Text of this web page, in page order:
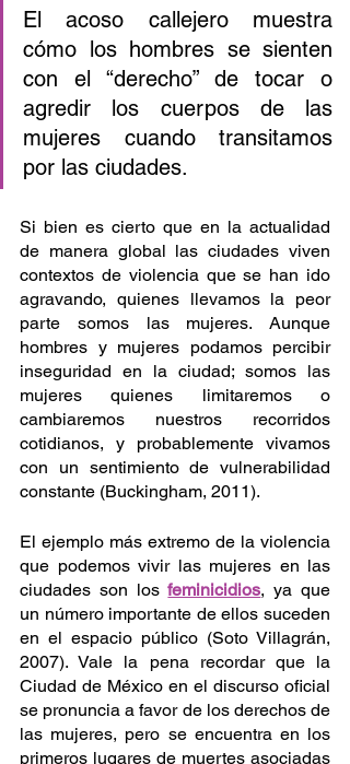
El acoso callejero muestra
cómo los hombres se sienten
con el “derecho” de tocar o
agredir los cuerpos de las
mujeres cuando transitamos
por las ciudades.
Si bien es cierto que en la actualidad
de manera global las ciudades viven
contextos de violencia que se han ido
agravando, quienes llevamos la peor
parte somos las mujeres. Aunque
hombres y mujeres podamos percibir
inseguridad en la ciudad; somos las
mujeres quienes limitaremos o
cambiaremos nuestros recorridos
cotidianos, y probablemente vivamos
con un sentimiento de vulnerabilidad
constante (Buckingham, 2011).
El ejemplo más extremo de la violencia
que podemos vivir las mujeres en las
ciudades son los feminicidios, ya que
un número importante de ellos suceden
en el espacio público (Soto Villagrán,
2007). Vale la pena recordar que la
Ciudad de México en el discurso oficial
se pronuncia a favor de los derechos de
las mujeres, pero se encuentra en los
primeros lugares de muertes asociadas